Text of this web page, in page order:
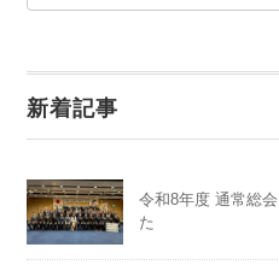
新着記事
令和8年度 通常総
た